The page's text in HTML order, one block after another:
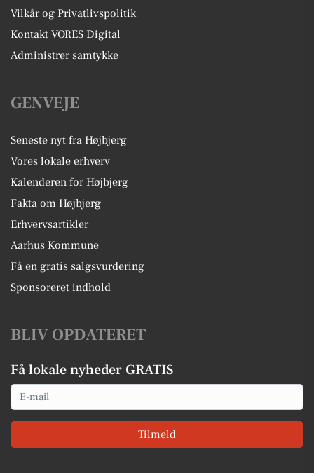
Vilkår og Privatlivspolitik
Kontakt VORES Digital
Administrer samtykke
GENVEJE
Seneste nyt fra Højbjerg
Vores lokale erhverv
Kalenderen for Højbjerg
Fakta om Højbjerg
Erhvervsartikler
Aarhus Kommune
Få en gratis salgsvurdering
Sponsoreret indhold
BLIV OPDATERET
Få lokale nyheder GRATIS
Email
Tilmeld